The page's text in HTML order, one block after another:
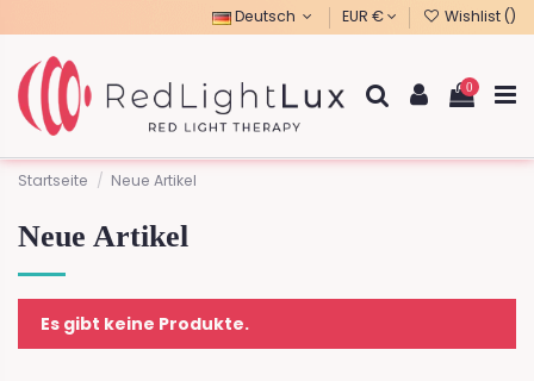
Deutsch EUR € Wishlist ()
0
Startseite Neue Artikel
Neue Artikel
Es gibt keine Produkte.